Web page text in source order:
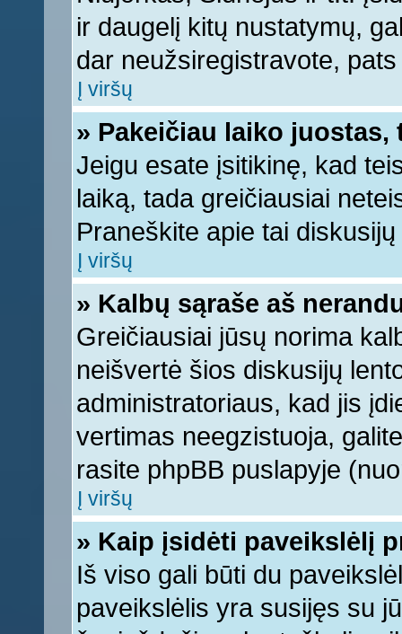
ir daugelį kitų nustatymų,
dar neužsiregistravote,
Į viršų
» Pakeičiau laiko
Jeigu esate įsitikinę, kad
laiką, tada greičiausiai
Praneškite apie tai
Į viršų
» Kalbų sąraše aš
Greičiausiai jūsų norima
neišvertė šios diskusijų
administratoriaus, kad jis
vertimas neegzistuoja,
rasite phpBB puslapyje
Į viršų
» Kaip įsidėti paveikslėlį
Iš viso gali būti du
paveikslėlis yra susijęs su